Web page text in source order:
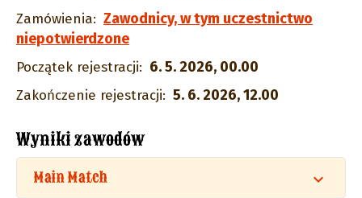
Zamówienia: Zawodnicy, w tym uczestnictwo
niepotwierdzone
Początek rejestracji: 6. 5. 2026, 00.00
Zakończenie rejestracji: 5. 6. 2026, 12.00
Wyniki zawodów
Main Match